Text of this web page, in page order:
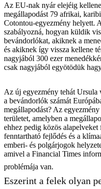
Az EU-nak nyár elejéig
megállapodást 79 afrikai,
Cotontou-egyezmény helyett.
szabályozná, hogyan küldik
bevándorlókat, akiknek a
és akiknek így vissza kellene
nagyjából 300 ezer
csak nagyjából egyötödük
Az új egyezmény tehát Ursula
a bevándorlók számát
megállapodást? Az
területet, amelyben a
ehhez pedig közös
fenntartható fejlődés és a
emberi- és polgárjogok
amivel a Financial Times
problémája van.
Eszerint a felek olyan